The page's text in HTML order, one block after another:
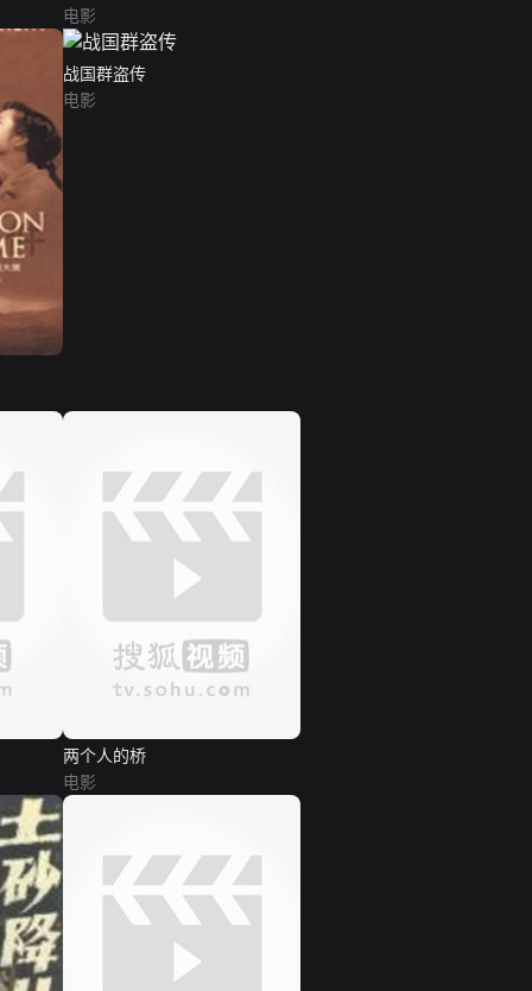
电影
战国群盗传
电影
两个人的桥
电影